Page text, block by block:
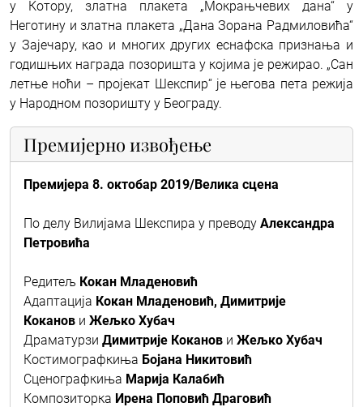
у Котору, златна плакета „Мокрањчевих дана“ у
Неготину и златна плакета „Дана Зорана Радмиловића“
у Зајечару, као и многих других еснафска признања и
годишњих награда позоришта у којима је режирао. „Сан
летње ноћи – пројекат Шекспир“ је његова пета режија
у Народном позоришту у Београду.
Премијерно извођење
Премијера 8. октобар 2019/Велика сцена
По делу Вилијама Шекспира у преводу Александра
Петровића
Редитељ Кокан Младеновић
Адаптација Кокан Младеновић, Димитрије
Коканов и Жељко Хубач
Драматурзи Димитрије Коканов и Жељко Хубач
Костимографкиња Бојана Никитовић
Сценографкиња Марија Калабић
Композиторка Ирена Поповић Драговић